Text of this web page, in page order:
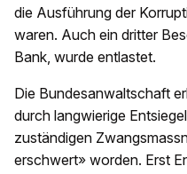
die Ausführung der
waren. Auch ein dritter
Bank, wurde entlastet.
Die Bundesanwaltschaft
durch langwierige
zuständigen
erschwert» worden. Erst